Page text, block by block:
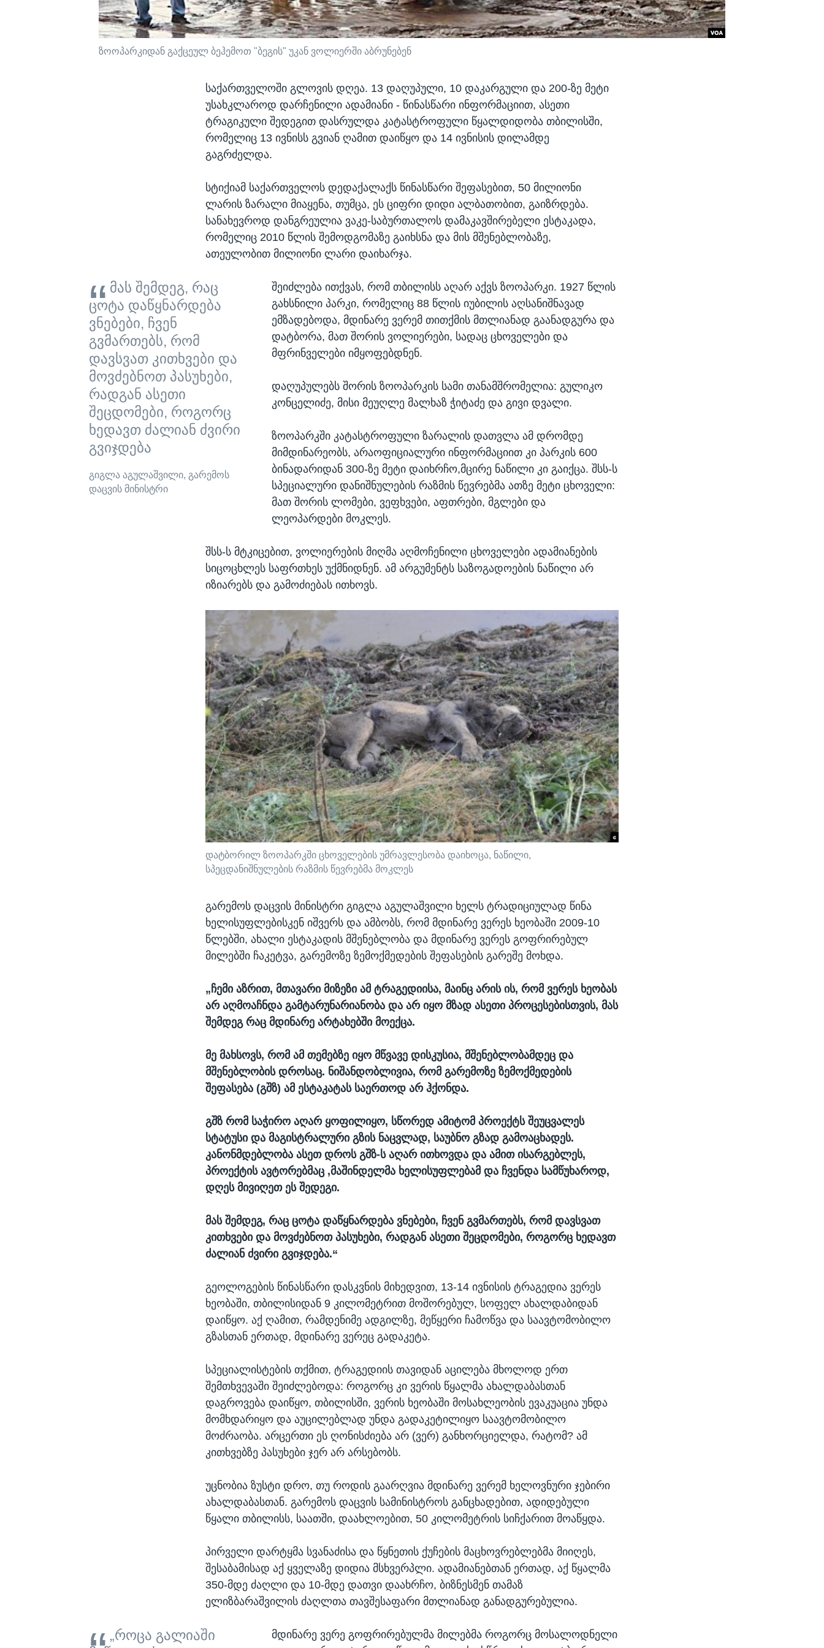
ზოოპარკიდან გაქცეულ ბეჰემოთ "ბეგის" უკან ვოლიერში აბრუნებენ
საქართველოში გლოვის დღეა. 13 დაღუპული, 10 დაკარგული და 200-ზე მეტი
უსახკლაროდ დარჩენილი ადამიანი - წინასწარი ინფორმაციით, ასეთი
ტრაგიკული შედეგით დასრულდა კატასტროფული წყალდიდობა თბილისში,
რომელიც 13 ივნისს გვიან ღამით დაიწყო და 14 ივნისის დილამდე
გაგრძელდა.
სტიქიამ საქართველოს დედაქალაქს წინასწარი შეფასებით, 50 მილიონი
ლარის ზარალი მიაყენა, თუმცა, ეს ციფრი დიდი ალბათობით, გაიზრდება.
სანახევროდ დანგრეულია ვაკე-საბურთალოს დამაკავშირებელი ესტაკადა,
რომელიც 2010 წლის შემოდგომაზე გაიხსნა და მის მშენებლობაზე,
ათეულობით მილიონი ლარი დაიხარჯა.
მას შემდეგ, რაც
ცოტა დაწყნარდება
ვნებები, ჩვენ
გვმართებს, რომ
დავსვათ კითხვები და
მოვძებნოთ პასუხები,
რადგან ასეთი
შეცდომები, როგორც
ხედავთ ძალიან ძვირი
გვიჯდება
გიგლა აგულაშვილი, გარემოს
დაცვის მინისტრი
შეიძლება ითქვას, რომ თბილისს აღარ აქვს ზოოპარკი. 1927 წლის
გახსნილი პარკი, რომელიც 88 წლის იუბილის აღსანიშნავად
ემზადებოდა, მდინარე ვერემ თითქმის მთლიანად გაანადგურა და
დატბორა, მათ შორის ვოლიერები, სადაც ცხოველები და
მფრინველები იმყოფებდნენ.
დაღუპულებს შორის ზოოპარკის სამი თანამშრომელია: გულიკო
კონცელიძე, მისი მეუღლე მალხაზ ჭიტაძე და გივი დვალი.
ზოოპარკში კატასტროფული ზარალის დათვლა ამ დრომდე
მიმდინარეობს, არაოფიციალური ინფორმაციით კი პარკის 600
ბინადარიდან 300-ზე მეტი დაიხრჩო,მცირე ნაწილი კი გაიქცა. შსს-ს
სპეციალური დანიშნულების რაზმის წევრებმა ათზე მეტი ცხოველი:
მათ შორის ლომები, ვეფხვები, აფთრები, მგლები და
ლეოპარდები მოკლეს.
შსს-ს მტკიცებით, ვოლიერების მიღმა აღმოჩენილი ცხოველები ადამიანების
სიცოცხლეს საფრთხეს უქმნიდნენ. ამ არგუმენტს საზოგადოების ნაწილი არ
იზიარებს და გამოძიებას ითხოვს.
დატბორილ ზოოპარკში ცხოველების უმრავლესობა დაიხოცა, ნაწილი,
სპეცდანიშნულების რაზმის წევრებმა მოკლეს
გარემოს დაცვის მინისტრი გიგლა აგულაშვილი ხელს ტრადიციულად წინა
ხელისუფლებისკენ იშვერს და ამბობს, რომ მდინარე ვერეს ხეობაში 2009-10
წლებში, ახალი ესტაკადის მშენებლობა და მდინარე ვერეს გოფრირებულ
მილებში ჩაკეტვა, გარემოზე ზემოქმედების შეფასების გარეშე მოხდა.
„ჩემი აზრით, მთავარი მიზეზი ამ ტრაგედიისა, მაინც არის ის, რომ ვერეს ხეობას
არ აღმოაჩნდა გამტარუნარიანობა და არ იყო მზად ასეთი პროცესებისთვის, მას
შემდეგ რაც მდინარე არტახებში მოექცა.
მე მახსოვს, რომ ამ თემებზე იყო მწვავე დისკუსია, მშენებლობამდეც და
მშენებლობის დროსაც. ნიშანდობლივია, რომ გარემოზე ზემოქმედების
შეფასება (გშზ) ამ ესტაკატას საერთოდ არ ჰქონდა.
გშზ რომ საჭირო აღარ ყოფილიყო, სწორედ ამიტომ პროექტს შეუცვალეს
სტატუსი და მაგისტრალური გზის ნაცვლად, საუბნო გზად გამოაცხადეს.
კანონმდებლობა ასეთ დროს გშზ-ს აღარ ითხოვდა და ამით ისარგებლეს,
პროექტის ავტორებმაც ,მაშინდელმა ხელისუფლებამ და ჩვენდა სამწუხაროდ,
დღეს მივიღეთ ეს შედეგი.
მას შემდეგ, რაც ცოტა დაწყნარდება ვნებები, ჩვენ გვმართებს, რომ დავსვათ
კითხვები და მოვძებნოთ პასუხები, რადგან ასეთი შეცდომები, როგორც ხედავთ
ძალიან ძვირი გვიჯდება.“
გეოლოგების წინასწარი დასკვნის მიხედვით, 13-14 ივნისის ტრაგედია ვერეს
ხეობაში, თბილისიდან 9 კილომეტრით მოშორებულ, სოფელ ახალდაბიდან
დაიწყო. აქ ღამით, რამდენიმე ადგილზე, მეწყერი ჩამოწვა და საავტომობილო
გზასთან ერთად, მდინარე ვერეც გადაკეტა.
სპეციალისტების თქმით, ტრაგედიის თავიდან აცილება მხოლოდ ერთ
შემთხვევაში შეიძლებოდა: როგორც კი ვერის წყალმა ახალდაბასთან
დაგროვება დაიწყო, თბილისში, ვერის ხეობაში მოსახლეობის ევაკუაცია უნდა
მომხდარიყო და აუცილებლად უნდა გადაკეტილიყო საავტომობილო
მოძრაობა. არცერთი ეს ღონისძიება არ (ვერ) განხორციელდა, რატომ? ამ
კითხვებზე პასუხები ჯერ არ არსებობს.
უცნობია ზუსტი დრო, თუ როდის გაარღვია მდინარე ვერემ ხელოვნური ჯებირი
ახალდაბასთან. გარემოს დაცვის სამინისტროს განცხადებით, ადიდებული
წყალი თბილისს, საათში, დაახლოებით, 50 კილომეტრის სიჩქარით მოაწყდა.
პირველი დარტყმა სვანაძისა და წყნეთის ქუჩების მაცხოვრებლებმა მიიღეს,
შესაბამისად აქ ყველაზე დიდია მსხვერპლი. ადამიანებთან ერთად, აქ წყალმა
350-მდე ძაღლი და 10-მდე დათვი დაახრჩო, ბიზნესმენ თამაზ
ელიზბარაშვილის ძაღლთა თავშესაფარი მთლიანად განადგურებულია.
„როცა გალიაში
მდინარე ვერე გოფრირებულმა მილებმა როგორც მოსალოდნელი